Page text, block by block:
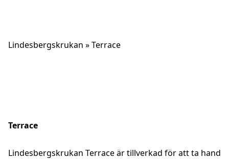
Skip
Lindesbergskrukan »Terrace
Terrace
Lindesbergskrukan Terrace är tillverkad för att ta hand